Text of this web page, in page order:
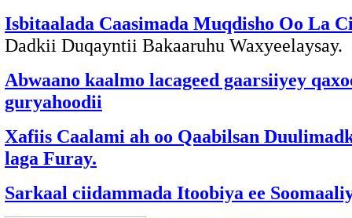
Isbitaalada Caasimada Muqdisho Oo La
Dadkii Duqayntii Bakaaruhu Waxyeelaysay.
Abwaano kaalmo lacageed gaarsiiyey
guryahoodii
Xafiis Caalami ah oo Qaabilsan
laga Furay.
Sarkaal ciidammada Itoobiya ee